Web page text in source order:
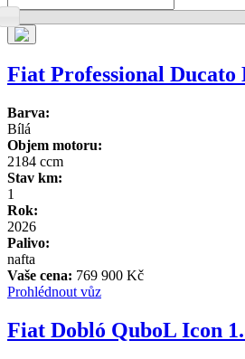
Fiat Professional
Barva:
Bílá
Objem motoru:
2184 ccm
Stav km:
1
Rok:
2026
Palivo:
nafta
Vaše cena: 769 900 Kč
Prohlédnout vůz
Fiat Dobló QuboL Icon